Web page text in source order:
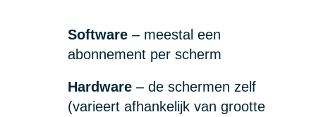
Software – meestal een
abonnement per scherm
Hardware – de schermen zelf
(varieert afhankelijk van grootte